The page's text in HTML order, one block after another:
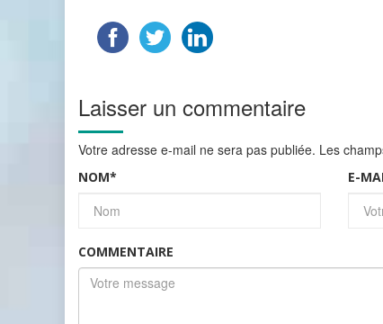
Laisser un commentaire
Votre adresse e-mail ne sera pas publiée. Les
NOM* E-
COMMENTAIRE